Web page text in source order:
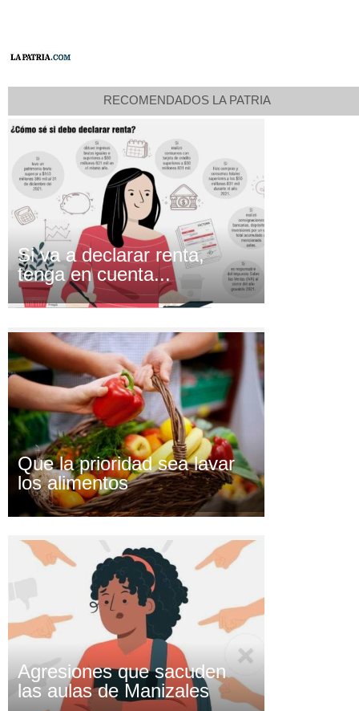
RECOMENDADOS LA PATRIA
Si va a declarar renta,
tenga en cuenta...
Que la prioridad sea lavar
los alimentos
Agresiones que sacuden
las aulas de Manizales